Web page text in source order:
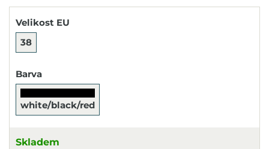
Velikost EU
38
Barva
white/black/red
Skladem